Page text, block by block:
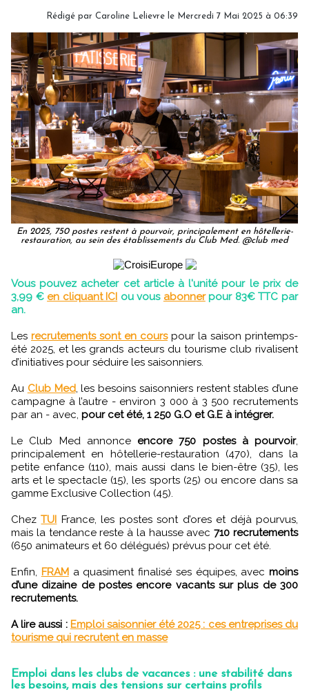
Rédigé par Caroline Lelievre le Mercredi 7 Mai 2025 à 06:39
En 2025, 750 postes restent à pourvoir, principalement en hôtellerie-
restauration, au sein des établissements du Club Med. @club med
Vous pouvez acheter cet article à l'unité pour le prix de
3,99 € en cliquant ICI ou vous abonner pour 83€ TTC par
an.
Les recrutements sont en courspour la saison printemps-
été 2025, et les grands acteurs du tourisme club rivalisent
d’initiatives pour séduire les saisonniers.
Au Club Med, les besoins saisonniers restent stables d’une
campagne à l’autre - environ 3 000 à 3 500 recrutements
par an - avec, pour cet été, 1 250 G.O et G.E à intégrer.
Le Club Med annonce encore 750 postes à pourvoir,
principalement en hôtellerie-restauration (470), dans la
petite enfance (110), mais aussi dans le bien-être (35), les
arts et le spectacle (15), les sports (25) ou encore dans sa
gamme Exclusive Collection (45).
ChezTUI France, les postes sont d’ores et déjà pourvus,
mais la tendance reste à la hausse avec710 recrutements
(650 animateurs et 60 délégués) prévus pour cet été.
Enfin, FRAMa quasiment finalisé ses équipes, avec moins
d’une dizaine de postes encore vacants sur plus de 300
recrutements.
A lire aussi : Emploi saisonnier été 2025 : ces entreprises du
tourisme qui recrutent en masse
Emploi dans les clubs de vacances : une stabilité dans
les besoins, mais des tensions sur certains profils